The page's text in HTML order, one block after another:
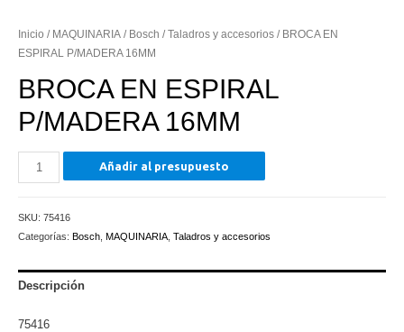
Inicio / MAQUINARIA / Bosch /Taladros y accesorios / BROCA EN
ESPIRAL P/MADERA 16MM
BROCA EN ESPIRAL
P/MADERA 16MM
BROCA
EN
P/MADERA
16MM
Añadir al presupuesto
SKU: 75416
Categorías: Bosch MAQUINARIA Taladros y accesorios
Descripción
75416